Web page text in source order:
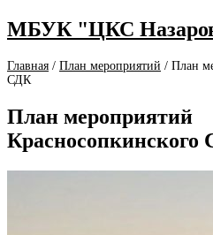
МБУК "ЦКС
Главная / План мероприятий / План
СДК
План мероприятий
Красносопкинского